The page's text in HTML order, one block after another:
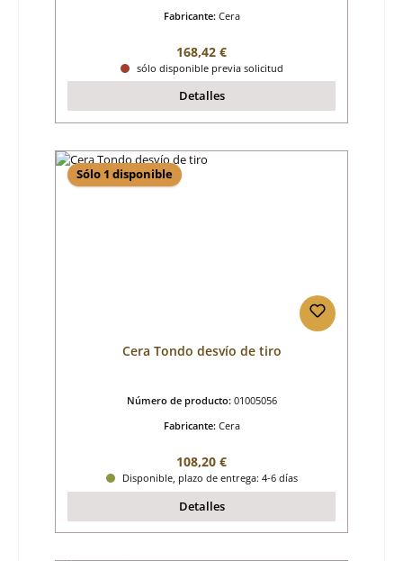
Fabricante: Cera
Precio normal:
168,42 €
sólo disponible previa solicitud
Detalles
Sólo 1 disponible
Cera Tondo desvío de tiro
Número de producto: 01005056
Fabricante: Cera
Precio normal:
108,20 €
Disponible, plazo de entrega: 4-6 días
Detalles